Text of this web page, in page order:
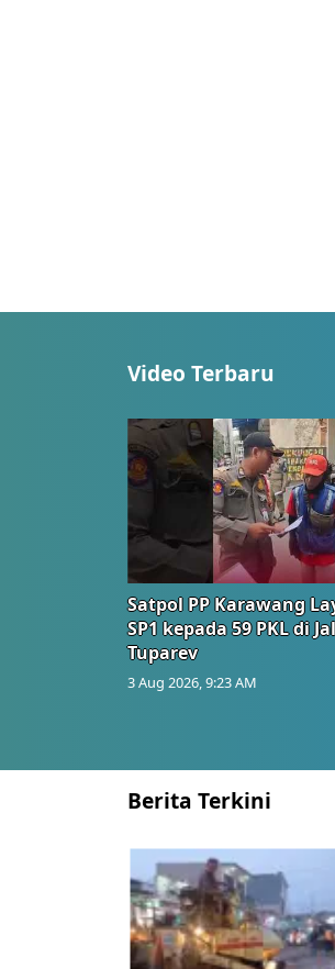
Video Terbaru
Satpol PP Karawang
SP1 kepada 59 PKL di
Tuparev
3 Aug 2026, 9:23 AM
Berita Terkini